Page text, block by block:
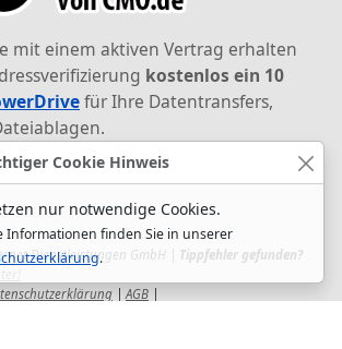
Cookie Hinweis
nur notwendige Cookies.
Informationen finden Sie in unserer
.
mit einem aktiven Vertrag erhalten
kostenlos ein 10
für Ihre Datentransfers,
Dienstleistungen GmbH | Tippfehler gefunden?
AGB